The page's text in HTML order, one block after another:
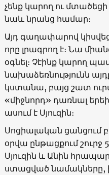
չենք կարող ու
նաև նրանց համար։
Այդ գաղափարով
որը լրագրող է։ Նա
օգնել։ Չէինք կարող
նախաձեռնությունն
կստանա, բայց շատ
«միջնորդ» դառնալ
ասում է Սյուզին։
Սոցիալական ցանցում
օրվա ընթացքում շուրջ
Սյուզին և Անին
ստացված նամակները,